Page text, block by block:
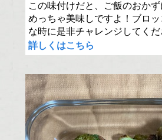
この味付けだと、ご飯のおかず
めっちゃ美味しですよ！ブロ
な時に是非チャレンジしてくだ
詳しくはこちら